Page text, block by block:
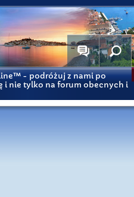
- podróżuj z nami po
i nie tylko na forum obecnych i